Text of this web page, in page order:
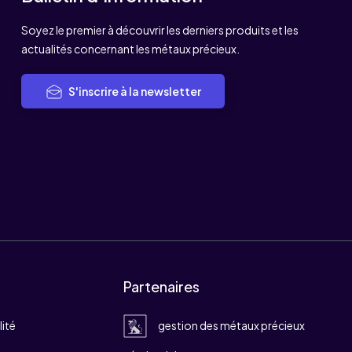
Soyez le premier à découvrir les derniers produits et les
actualités concernant les métaux précieux.
S'inscrire à la newsletter
Partenaires
gestion des métaux précieux